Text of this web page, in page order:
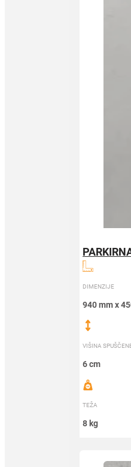
DIMENZIJE
940 mm x
VIŠINA
6 cm
TEŽA
8 kg